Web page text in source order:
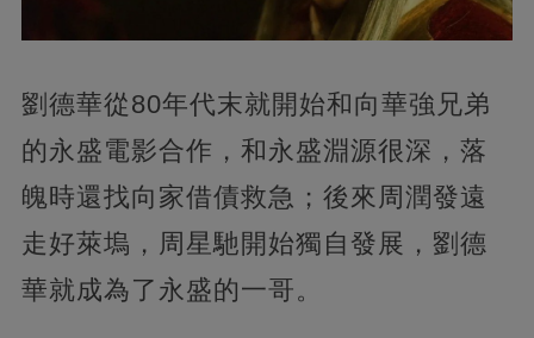
劉德華從80年代末就開始和向華強兄弟
的永盛電影合作，和永盛淵源很深，落
魄時還找向家借債救急；後來周潤發遠
走好萊塢，周星馳開始獨自發展，劉德
華就成為了永盛的一哥。